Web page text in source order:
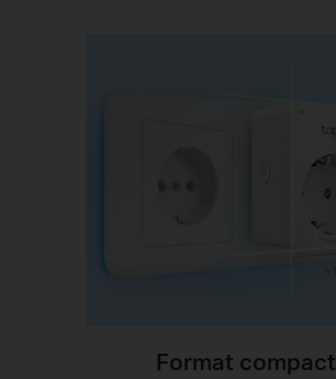
Format compact